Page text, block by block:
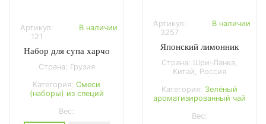
Артикул:
121
В наличии
Набор для супа харчо
Страна: Грузия
Категория: Смеси
(наборы) из специй
Вес:
Артикул:
3257
В наличии
Японский лимонник
Страна: Шри-Ланка,
Китай, Россия
Категория: Зелёный
ароматизированный чай
Вес: